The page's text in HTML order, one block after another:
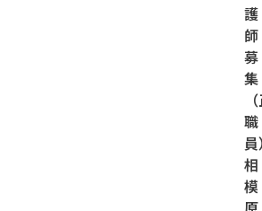
護
師
募
集
職
相
模